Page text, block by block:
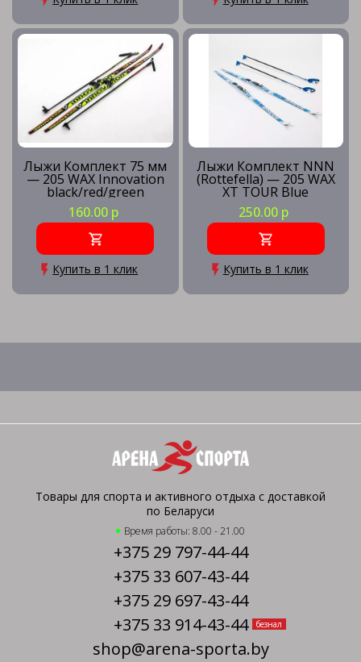
Лыжи Комплект 75 мм
— 205 WAX Innovation
black/red/green
160.00 р
Купить в 1 клик
Лыжи Комплект NNN
(Rottefella) — 205 WAX
XT TOUR Blue
250.00 р
Купить в 1 клик
Товары для спорта и активного отдыха с доставкой
по Беларуси
Время работы: 8.00 - 21.00
+375 29 797-44-44
+375 33 607-43-44
+375 29 697-43-44
+375 33 914-43-44
безнал
shop@arena-sporta.by